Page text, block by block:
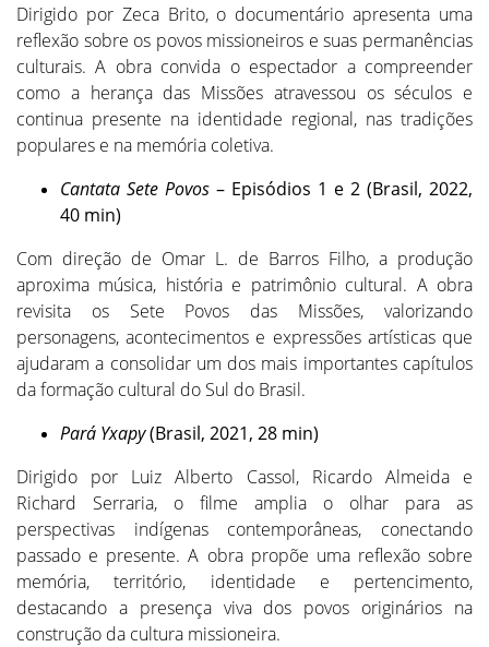
Dirigido por Zeca Brito, o documentário apresenta uma
reflexão sobre os povos missioneiros e suas permanências
culturais. A obra convida o espectador a compreender
como a herança das Missões atravessou os séculos e
continua presente na identidade regional, nas tradições
populares e na memória coletiva.
Cantata Sete Povos – Episódios 1 e 2 (Brasil, 2022,
40 min)
Com direção de Omar L. de Barros Filho, a produção
aproxima música, história e patrimônio cultural. A obra
revisita os Sete Povos das Missões, valorizando
personagens, acontecimentos e expressões artísticas que
ajudaram a consolidar um dos mais importantes capítulos
da formação cultural do Sul do Brasil.
Pará Yxapy(Brasil, 2021, 28 min)
Dirigido por Luiz Alberto Cassol, Ricardo Almeida e
Richard Serraria, o filme amplia o olhar para as
perspectivas indígenas contemporâneas, conectando
passado e presente. A obra propõe uma reflexão sobre
memória, território, identidade e pertencimento,
destacando a presença viva dos povos originários na
construção da cultura missioneira.